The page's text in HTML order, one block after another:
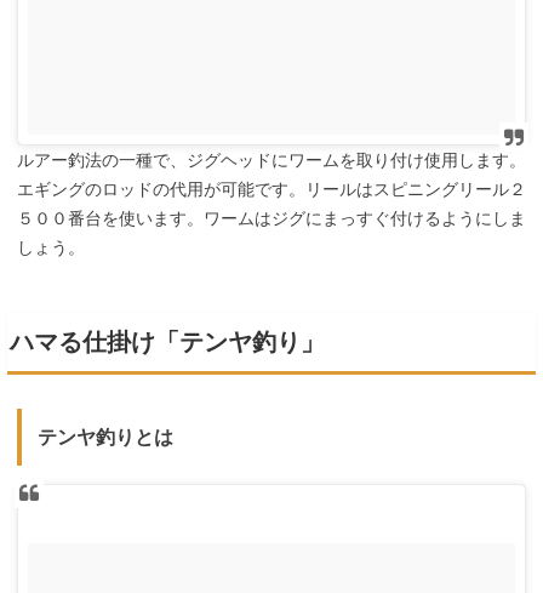
ルアー釣法の一種で、ジグヘッドにワームを取り付け使用します。
エギングのロッドの代用が可能です。リールはスピニングリール２
５００番台を使います。ワームはジグにまっすぐ付けるようにしま
しょう。
ハマる仕掛け「テンヤ釣り」
テンヤ釣りとは